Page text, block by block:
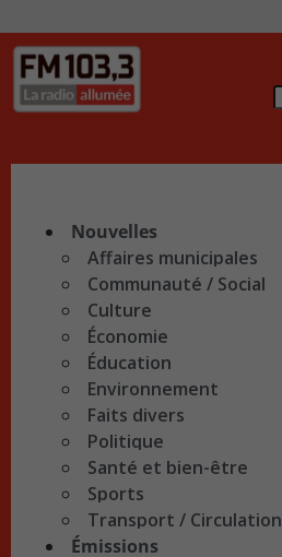
Nouvelles
Affaires municipales
Communauté / Social
Culture
Économie
Éducation
Environnement
Faits divers
Politique
Santé et bien-être
Sports
Transport / Circulation
Émissions